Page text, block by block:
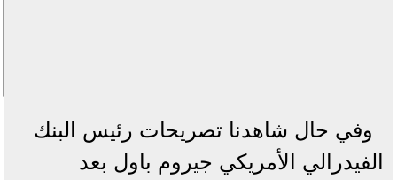
وفي حال شاهدنا تصريحات رئيس البنك
الفيدرالي الأمريكي جيروم باول بعد